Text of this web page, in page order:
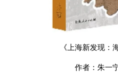
《上海新发现：
作者：朱一